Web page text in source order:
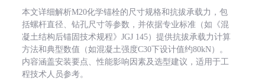
本文详细解析M20化学锚栓的尺寸规格和抗拔承载力，包
括螺杆直径、钻孔尺寸等参数，并依据专业标准（如《混
凝土结构后锚固技术规程》JGJ 145）提供抗拔承载力计算
方法和典型数值（如混凝土强度C30下设计值约80kN）。
内容涵盖安装要点、性能影响因素及选型建议，适用于工
程技术人员参考。